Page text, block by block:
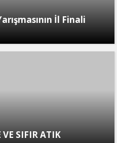
İl Finali
VE SIFIR ATIK